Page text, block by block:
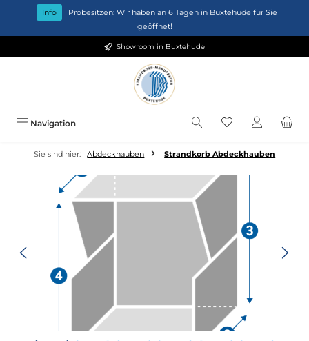
Zum Hauptinhalt springen
Info
Probesitzen: Wir haben an 6 Tagen in Buxtehude für Sie
geöffnet!
Showroom in Buxtehude
Navigation Du hast 0
Sie sind hier: Abdeckhauben Strandkorb Abdeckhauben
Bildergalerie überspringen